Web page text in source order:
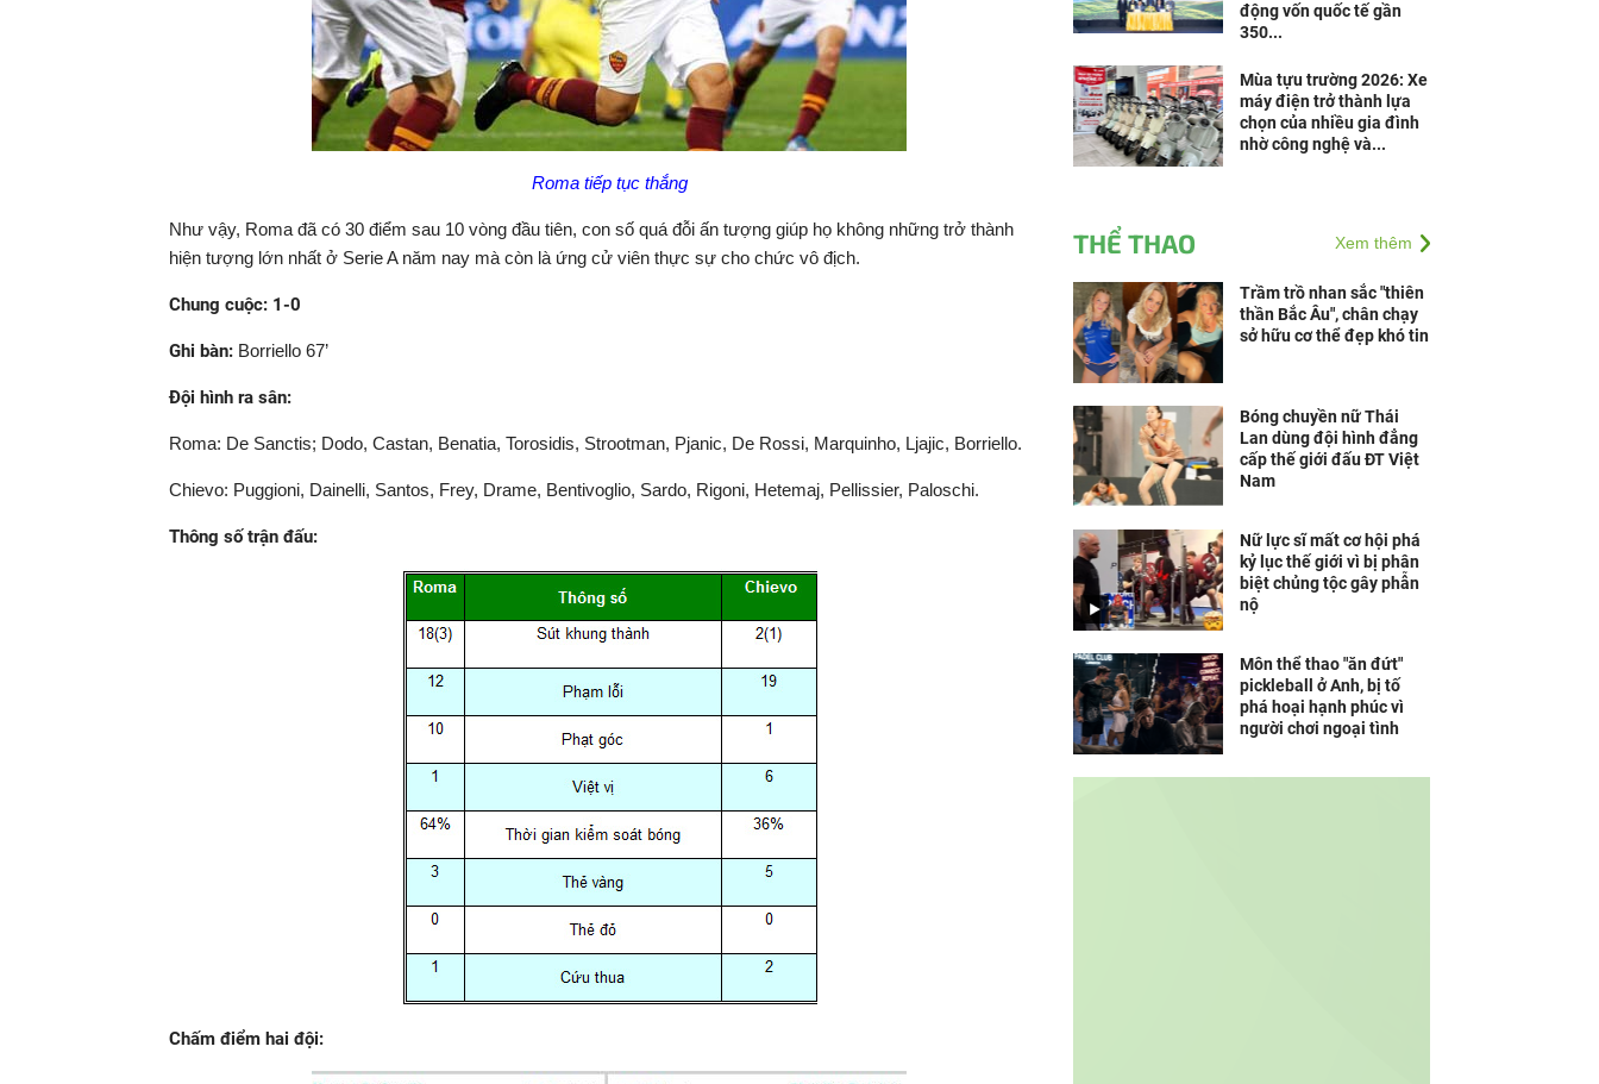
Roma tiếp tục thắng
Như vậy, Roma đã có 30 điểm sau 10 vòng đầu tiên, con số quá đỗi ấn tượng giúp họ không những trở thành
hiện tượng lớn nhất ở Serie A năm nay mà còn là ứng cử viên thực sự cho chức vô địch.
Chung cuộc: 1-0
Ghi bàn: Borriello 67’
Đội hình ra sân:
Roma: De Sanctis; Dodo, Castan, Benatia, Torosidis, Strootman, Pjanic, De Rossi, Marquinho, Ljajic, Borriello.
Chievo: Puggioni, Dainelli, Santos, Frey, Drame, Bentivoglio, Sardo, Rigoni, Hetemaj, Pellissier, Paloschi.
Thông số trận đấu:
Chấm điểm hai đội:
động vốn quốc tế gần
350...
Mùa tựu trường 2026: Xe
máy điện trở thành lựa
chọn của nhiều gia đình
nhờ công nghệ và...
THỂ THAO Xem thêm
Trầm trồ nhan sắc "thiên
thần Bắc Âu", chân chạy
sở hữu cơ thể đẹp khó tin
Bóng chuyền nữ Thái
Lan dùng đội hình đẳng
cấp thế giới đấu ĐT Việt
Nam
Nữ lực sĩ mất cơ hội phá
kỷ lục thế giới vì bị phân
biệt chủng tộc gây phẫn
nộ
Môn thể thao "ăn đứt"
pickleball ở Anh, bị tố
phá hoại hạnh phúc vì
người chơi ngoại tình